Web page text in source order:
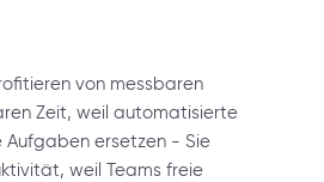
von messbaren
Zeit, weil automatisierte
Aufgaben ersetzen - Sie
weil Teams freie